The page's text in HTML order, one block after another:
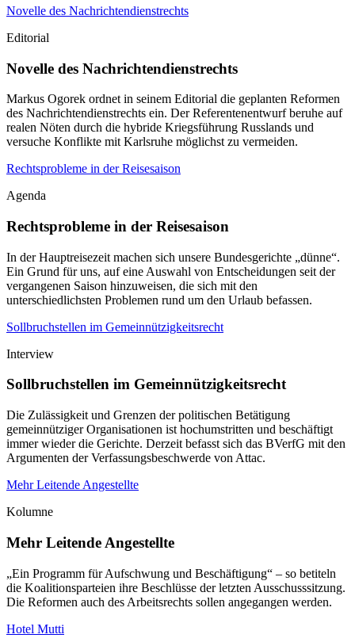
Novelle des Nachrichtendienstrechts
Editorial
Novelle des Nachrichtendienstrechts
Markus Ogorek ordnet in seinem Editorial die geplanten Reformen
des Nachrichtendienstrechts ein. Der Referentenentwurf beruhe auf
realen Nöten durch die hybride Kriegsführung Russlands und
versuche Konflikte mit Karlsruhe möglichst zu vermeiden.
Rechtsprobleme in der Reisesaison
Agenda
Rechtsprobleme in der Reisesaison
In der Hauptreisezeit machen sich unsere Bundesgerichte „dünne“.
Ein Grund für uns, auf eine Auswahl von Entscheidungen seit der
vergangenen Saison hinzuweisen, die sich mit den
unterschiedlichsten Problemen rund um den Urlaub befassen.
Sollbruchstellen im Gemeinnützigkeitsrecht
Interview
Sollbruchstellen im Gemeinnützigkeitsrecht
Die Zulässigkeit und Grenzen der politischen Betätigung
gemeinnütziger Organisationen ist hochumstritten und beschäftigt
immer wieder die Gerichte. Derzeit befasst sich das BVerfG mit den
Argumenten der Verfassungsbeschwerde von Attac.
Mehr Leitende Angestellte
Kolumne
Mehr Leitende Angestellte
„Ein Programm für Aufschwung und Beschäftigung“ – so betiteln
die Koalitionsparteien ihre Beschlüsse der letzten Ausschusssitzung.
Die Reformen auch des Arbeitsrechts sollen angegangen werden.
Hotel Mutti